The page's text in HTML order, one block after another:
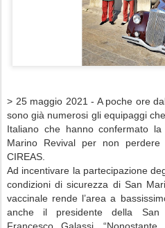
> 25 maggio 2021 - A poche ore
sono già numerosi gli equipaggi
Italiano che hanno confermato
Marino Revival per non
CIREAS.
Ad incentivare la partecipazione
condizioni di sicurezza di San
vaccinale rende l’area a
anche il presidente della San